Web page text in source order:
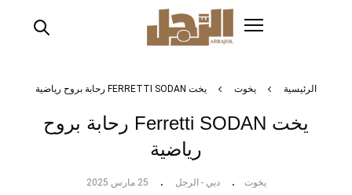
الرئيسية يخوت يخت FERRETTI SODAN رحابة بروح رياضية
يخت Ferretti SODAN رحابة بروح
رياضية
يخوت دبي - الرجل 25 مارس 2025